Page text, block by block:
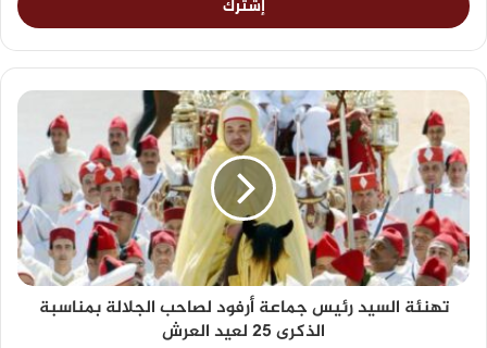
تهنئة السيد رئيس جماعة أرفود لصاحب الجلالة بمناسبة
الذكرى 25 لعيد العرش